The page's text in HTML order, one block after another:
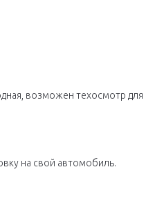
возможен техосмотр для
на свой автомобиль.